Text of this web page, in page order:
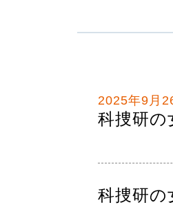
2025年9月
科捜研の
科捜研